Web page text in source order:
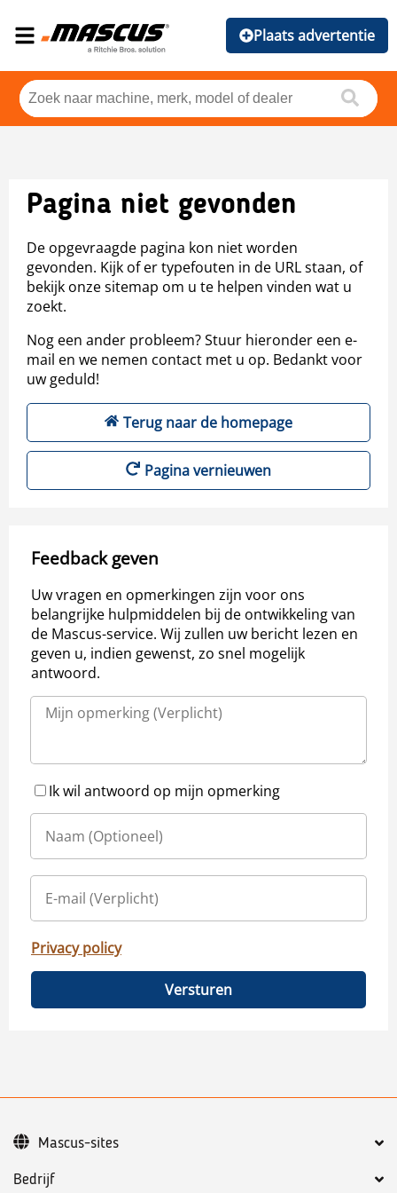
Plaats advertentie
Pagina niet gevonden
De opgevraagde pagina kon niet worden
gevonden. Kijk of er typefouten in de URL staan, of
bekijk onze sitemap om u te helpen vinden wat u
zoekt.
Nog een ander probleem? Stuur hieronder een e-
mail en we nemen contact met u op. Bedankt voor
uw geduld!
Terug naar de homepage
Pagina vernieuwen
Feedback geven
Uw vragen en opmerkingen zijn voor ons
belangrijke hulpmiddelen bij de ontwikkeling van
de Mascus-service. Wij zullen uw bericht lezen en
geven u, indien gewenst, zo snel mogelijk
antwoord.
Ik wil antwoord op mijn opmerking
Privacy policy
Versturen
Bedrijf
Mascus-sites